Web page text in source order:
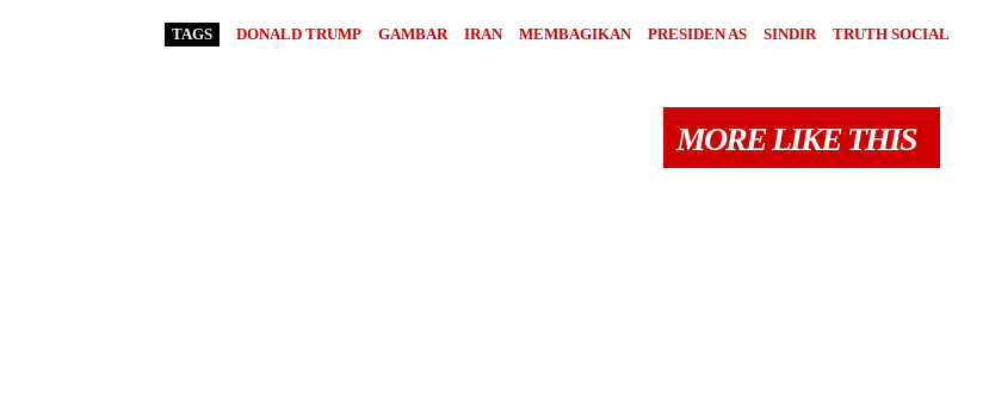
TAGS DONALD TRUMP GAMBAR IRAN MEMBAGIKAN PRESIDEN AS SINDIR TRUTH SOCIAL
MORE LIKE THIS